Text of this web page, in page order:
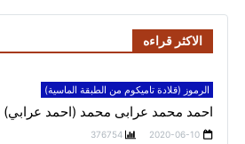
الاكثر قراءه
الرموز (قلادة تاميكوم من الطبقة الماسية)
احمد محمد عرابى محمد (احمد عرابي)
2020-06-10
376754